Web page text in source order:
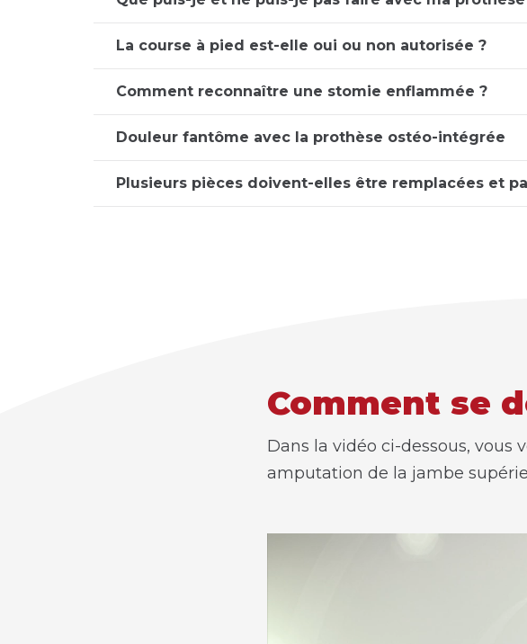
La course à pied est-elle oui ou non autorisée ?
Comment reconnaître une stomie enflammée ?
Douleur fantôme avec la prothèse ostéo-intégrée
Plusieurs pièces doivent-elles être remplacées et
Comment se
Dans la vidéo ci-dessous, vous
amputation de la jambe